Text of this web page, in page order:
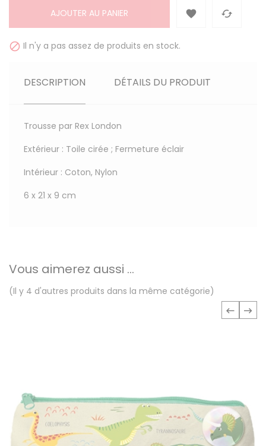
AJOUTER AU PANIER  
 Il n'y a pas assez de produits en stock.
DESCRIPTION DÉTAILS DU PRODUIT
Trousse par Rex London
Extérieur : Toile cirée ; Fermeture éclair
Intérieur : Coton, Nylon
6 x 21 x 9 cm
Vous aimerez aussi ...
(Il y 4 d'autres produits dans la même catégorie)